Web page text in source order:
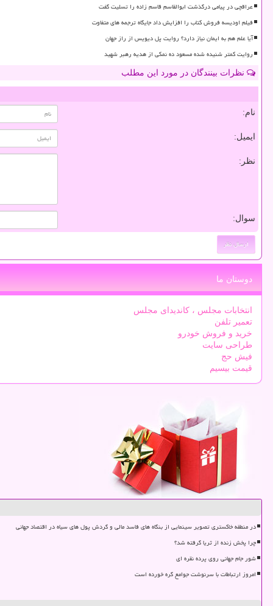
عراقچی در پیامی درگذشت ابوالقاسم قاسم زاده را تسلیت گفت
فیلم اودیسه فروش کتاب را افزایش داد جایگاه ترجمه های متفاوت
آیا علم هم به ایمان نیاز دارد؟ روایت پل دیویس از راز جهان
روایت کمتر شنیده شده مسعود ده نمکی از هدیه رهبر شهید
نظرات بینندگان در مورد این مطلب
نام:
ایمیل:
نظر:
سوال:
دوستان ما
انتخابات مجلس ، کاندیدای مجلس
تعمیر تلفن
خرید و فروش خودرو
طراحی سایت
فیش حج
قیمت بیسیم
در منطقه خاکستری تصویر سینمایی از بنگاه های فاسد مالی و گردش پول های سیاه در اقتصاد جهانی
چرا پخش زنده از ثریا گرفته شد؟
شور جام جهانی روی پرده نقره ای
امروز ارتباطات با سرنوشت جوامع گره خورده است